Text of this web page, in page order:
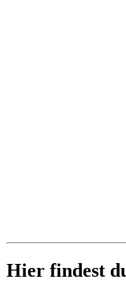
Hier findest